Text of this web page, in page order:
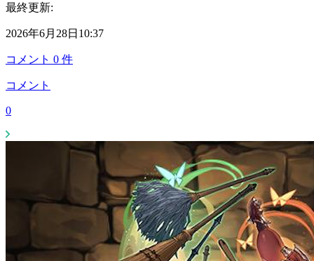
最終更新:
2026年6月28日10:37
コメント 0 件
コメント
0